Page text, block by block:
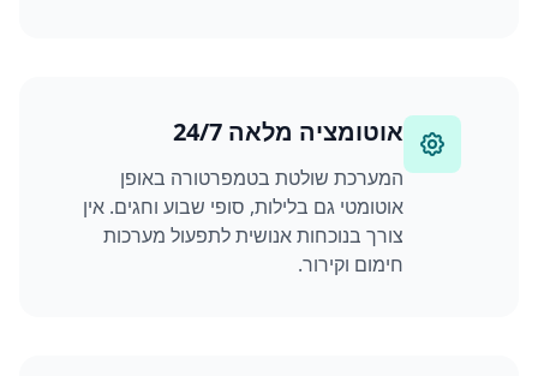
אוטומציה מלאה 24/7
המערכת שולטת בטמפרטורה באופן
אוטומטי גם בלילות, סופי שבוע וחגים. אין
צורך בנוכחות אנושית לתפעול מערכות
חימום וקירור.